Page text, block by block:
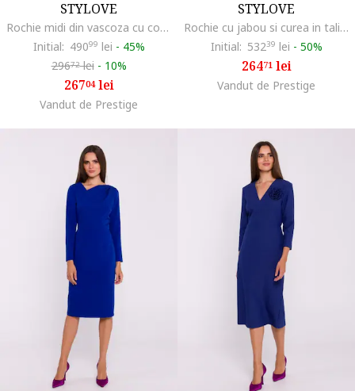
STYLOVE
Rochie midi din vascoza cu cordon in talie,, Albastru
Initial: 49099 lei - 45%
29672lei - 10%
26704lei
Vandut de Prestige
STYLOVE
Rochie cu jabou si curea in talie,, Albastru
Initial: 53239 lei - 50%
26471lei
Vandut de Prestige